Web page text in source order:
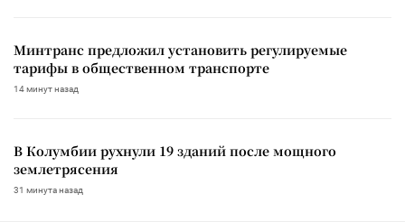
Минтранс предложил установить регулируемые
тарифы в общественном транспорте
14 минут назад
В Колумбии рухнули 19 зданий после мощного
землетрясения
31 минута назад